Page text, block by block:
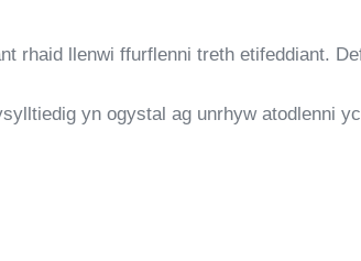
rhaid llenwi ffurflenni treth etifeddiant.
yn ogystal ag unrhyw atodlenni